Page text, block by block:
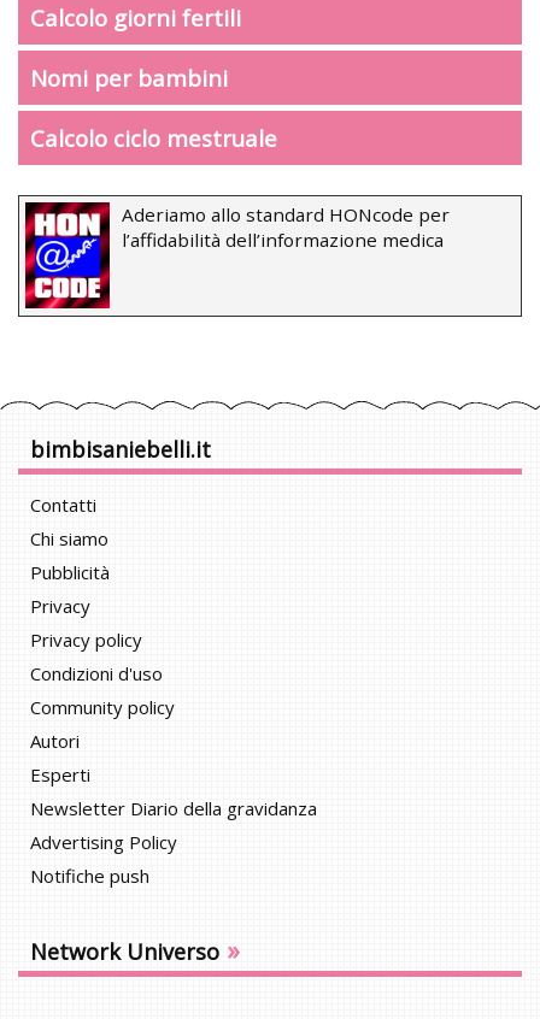
Calcolo giorni fertili
Nomi per bambini
Calcolo ciclo mestruale
Aderiamo allo standard HONcode per
l’affidabilità dell’informazione medica
bimbisaniebelli.it
Contatti
Chi siamo
Pubblicità
Privacy
Privacy policy
Condizioni d'uso
Community policy
Autori
Esperti
Newsletter Diario della gravidanza
Advertising Policy
Notifiche push
Network Universo »